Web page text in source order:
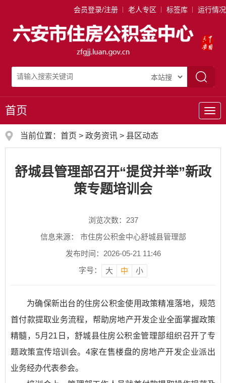
会员登录/注册 老人专区 标签库 运行情况
导
航
首页
当前位置： 首页 > 政务资讯 > 县区动态
舒城县管理部召开“提贷并举”新政
策专题培训会
浏览次数： 237
信息来源： 市住房公积金中心舒城县管理部
发布时间：2026-05-21 11:46
字号：
大 中 小
为确保新出台的住房公积金使用政策精准落地，规范
首付款提取业务流程，帮助房地产开发企业全面掌握政策
精髓，5月21日，舒城县住房公积金管理部组织召开了专
题政策宣传培训会。4家在售楼盘的房地产开发企业派出
业务经办代表参会。